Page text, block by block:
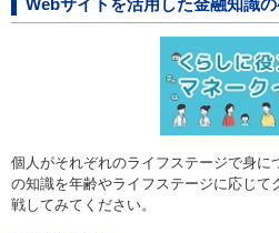
Webサイトを活用した金融知識
個人がそれぞれのライフステージで身に
の知識を年齢やライフステージに応じて
戦してみてください。